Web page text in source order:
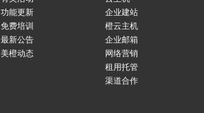
功能更新
免费培训
最新公告
美橙动态
企业建站
橙云主机
企业邮箱
网络营销
租用托管
渠道合作